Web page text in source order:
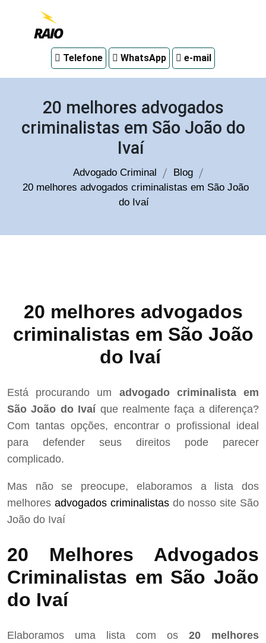
em
Telefone WhatsApp e-mail
20 melhores advogados
criminalistas em São João do
Ivaí
Advogado Criminal
Blog
20 melhores advogados criminalistas em São João
do Ivaí
20 melhores advogados
criminalistas em São João
do Ivaí
Está procurando um advogado criminalista em
São João do Ivaíque realmente faça a diferença?
Com tantas opções, encontrar o profissional ideal
para defender seus direitos pode parecer
complicado.
Mas não se preocupe, elaboramos a lista dos
melhores advogados criminalistasdo nosso site São
João do Ivaí
20 Melhores Advogados
Criminalistas em São João
do Ivaí
Elaboramos uma lista com os 20 melhores